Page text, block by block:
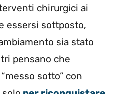
chirurgici ai
essersi sottposto,
sia stato
pensano che
sotto” con